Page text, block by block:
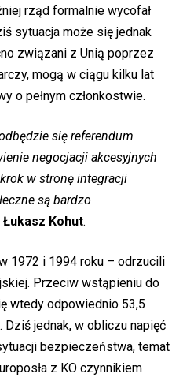
rząd formalnie wycofał
sytuacja może się jednak
związani z Unią poprzez
mogą w ciągu kilku lat
o pełnym członkostwie.
się referendum
negocjacji akcesyjnych
w stronę integracji
są bardzo
Łukasz Kohut.
1972 i 1994 roku – odrzucili
Przeciw wstąpieniu do
wtedy odpowiednio 53,5
Dziś jednak, w obliczu napięć
bezpieczeństwa, temat
z KO czynnikiem